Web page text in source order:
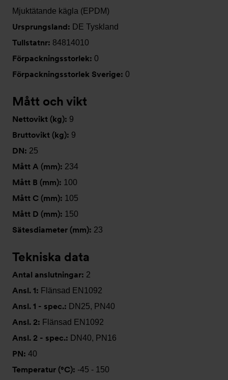
Mjuktätande kägla (EPDM)
Ursprungsland: DE Tyskland
Tullstatnr: 84814010
Förpackningsstorlek: 0
Förpackningsstorlek Sverige: 0
Mått och vikt
Nettovikt (kg): 9
Bruttovikt (kg): 9
DN: 25
Mått A (mm): 234
Mått B (mm): 100
Mått C (mm): 105
Mått D (mm): 150
Sätesdiameter (mm): 23
Tekniska data
Antal anslutningar: 2
Ansl. 1: Flänsad EN1092
Ansl. 1 - spec.: DN25, PN40
Ansl. 2: Flänsad EN1092
Ansl. 2 - spec.: DN40, PN16
PN: 40
Temperatur (°C): -45 - 150